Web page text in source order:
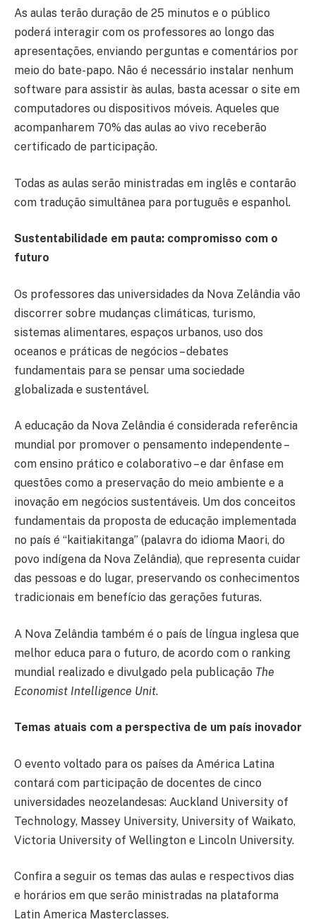
As aulas terão duração de 25 minutos e o público
poderá interagir com os professores ao longo das
apresentações, enviando perguntas e comentários por
meio do bate-papo. Não é necessário instalar nenhum
software para assistir às aulas, basta acessar o site em
computadores ou dispositivos móveis. Aqueles que
acompanharem 70% das aulas ao vivo receberão
certificado de participação.
Todas as aulas serão ministradas em inglês e contarão
com tradução simultânea para português e espanhol.
Sustentabilidade em pauta: compromisso com o
futuro
Os professores das universidades da Nova Zelândia vão
discorrer sobre mudanças climáticas, turismo,
sistemas alimentares, espaços urbanos, uso dos
oceanos e práticas de negócios – debates
fundamentais para se pensar uma sociedade
globalizada e sustentável.
A educação da Nova Zelândia é considerada referência
mundial por promover o pensamento independente –
com ensino prático e colaborativo – e dar ênfase em
questões como a preservação do meio ambiente e a
inovação em negócios sustentáveis. Um dos conceitos
fundamentais da proposta de educação implementada
no país é “kaitiakitanga” (palavra do idioma Maori, do
povo indígena da Nova Zelândia), que representa cuidar
das pessoas e do lugar, preservando os conhecimentos
tradicionais em benefício das gerações futuras.
A Nova Zelândia também é o país de língua inglesa que
melhor educa para o futuro, de acordo com o ranking
mundial realizado e divulgado pela publicação The
Economist Intelligence Unit.
Temas atuais com a perspectiva de um país inovador
O evento voltado para os países da América Latina
contará com participação de docentes de cinco
universidades neozelandesas: Auckland University of
Technology, Massey University, University of Waikato,
Victoria University of Wellington e Lincoln University.
Confira a seguir os temas das aulas e respectivos dias
e horários em que serão ministradas na plataforma
Latin America Masterclasses.